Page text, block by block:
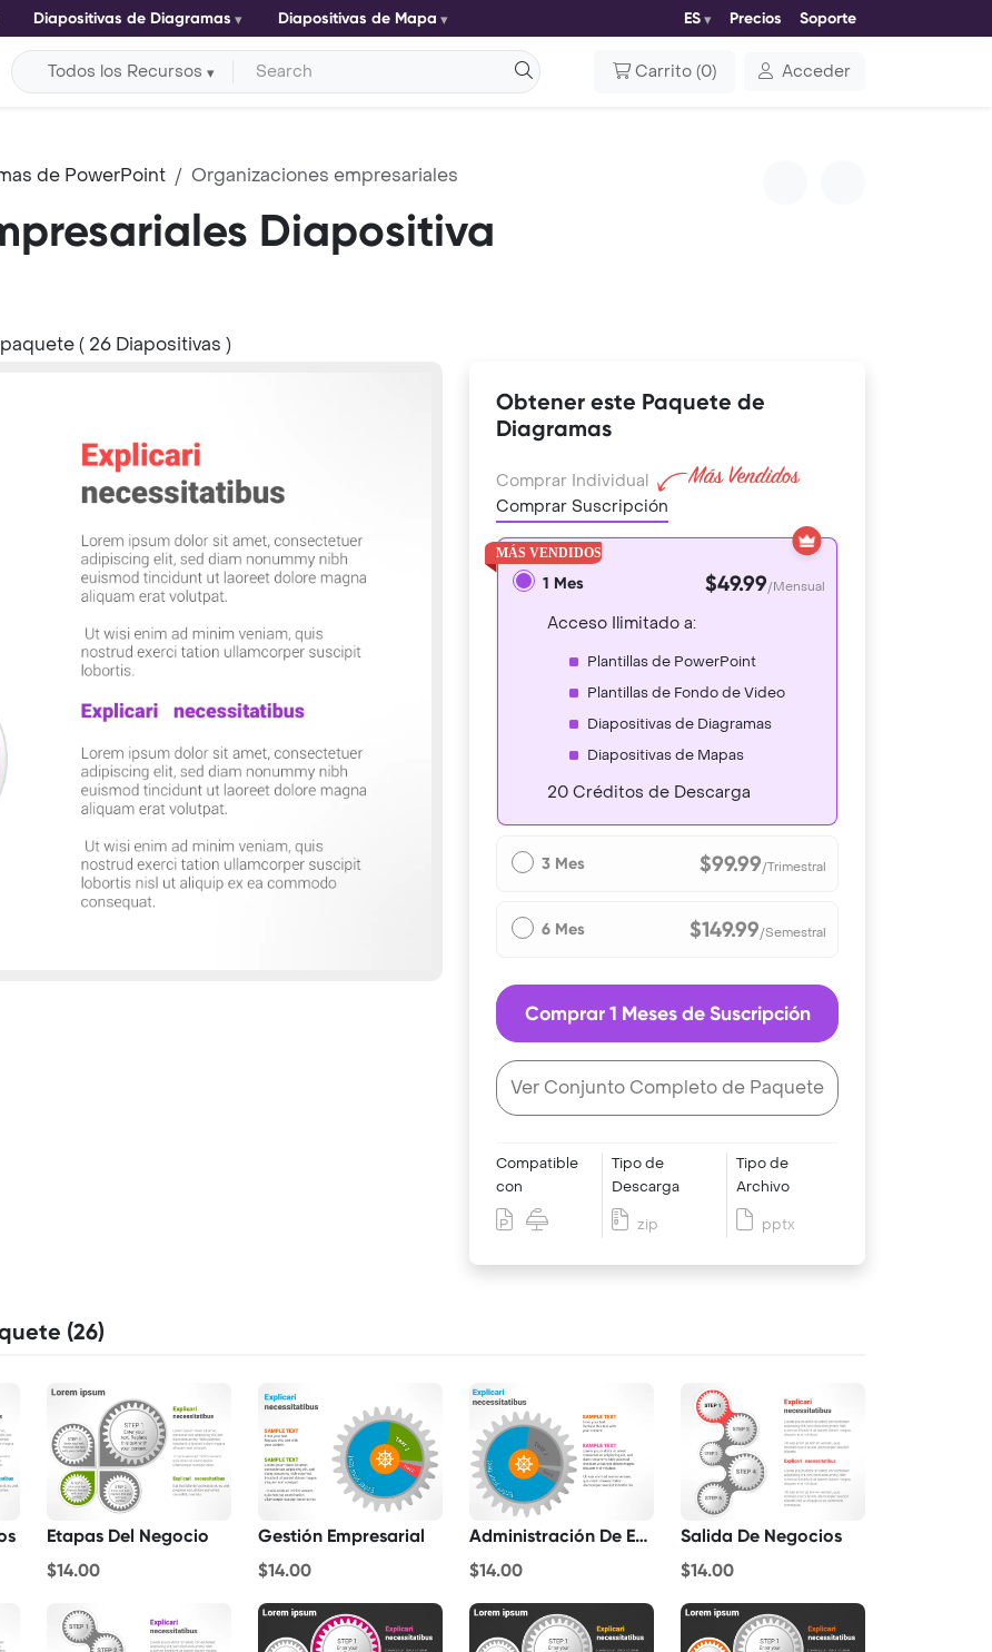
Diapositivas de Diagramas Diapositivas de Mapa ES Precios Soporte
Todos los Recursos Carrito (0) Acceder
de PowerPoint Organizaciones empresariales
Diapositiva
( 26 Diapositivas )
Obtener este Paquete de
Diagramas
Comprar Individual
Comprar Suscripción
1 Mes $49.99/Mensual
Acceso Ilimitado a:
Plantillas de PowerPoint
Plantillas de Fondo de Video
Diapositivas de Diagramas
Diapositivas de Mapas
20 Créditos de Descarga
3 Mes $99.99/Trimestral
6 Mes $149.99/Semestral
Comprar 1 Meses de Suscripción
Ver Conjunto Completo de Paquete
Compatible
con
Tipo de
Descarga
zip
Tipo de
Archivo
pptx
(26)
Etapas Del Negocio
$14.00
Gestión Empresarial
$14.00
Administración De Empresas
$14.00
Salida De Negocios
$14.00